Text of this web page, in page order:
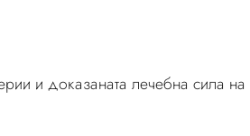
и доказаната лечебна сила на